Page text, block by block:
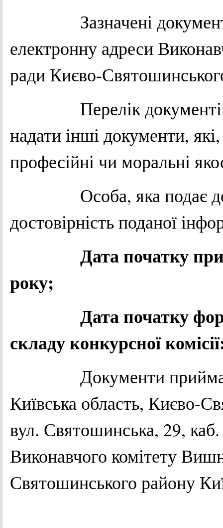
Зазначені документи
електронну адреси
ради Києво-
Перелік документів,
надати інші документи,
професійні чи моральні
Особа, яка подає
достовірність поданої
Дата початку
року;
Дата початку
складу конкурсної
Документи
Київська область, Києво-
вул. Святошинська, 29,
Виконавчого комітету
Святошинського району